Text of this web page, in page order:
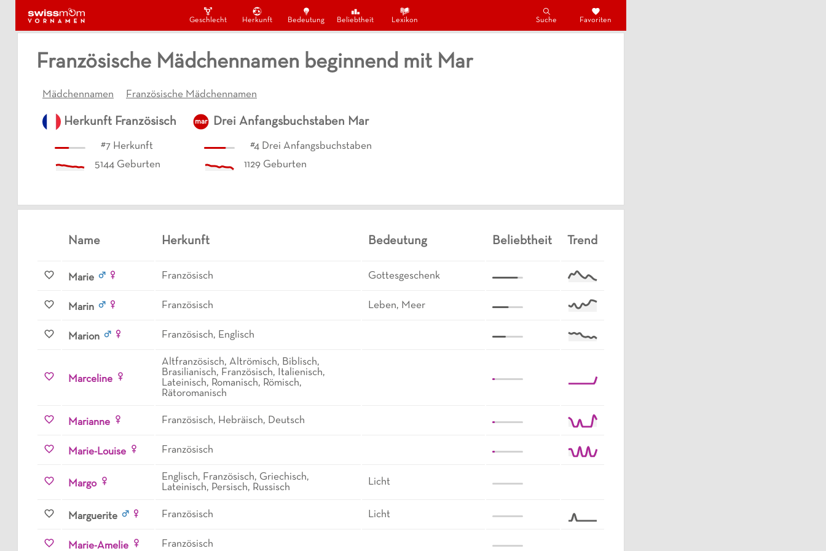
Geschlecht Herkunft Bedeutung Beliebtheit Lexikon Suche Favoriten
Französische Mädchennamen beginnend mit Mar
Mädchennamen Französische Mädchennamen
Herkunft Französisch
#7 Herkunft
5144 Geburten
mar Drei Anfangsbuchstaben Mar
#4 Drei Anfangsbuchstaben
1129 Geburten
Name Herkunft Bedeutung Beliebtheit Trend
Marie Französisch Gottesgeschenk
Marin Französisch Leben, Meer
Marion Französisch, Englisch
Marceline
Altfranzösisch, Altrömisch, Biblisch,
Brasilianisch, Französisch, Italienisch,
Lateinisch, Romanisch, Römisch,
Rätoromanisch
Marianne Französisch, Hebräisch, Deutsch
Marie-Louise Französisch
Margo
Englisch, Französisch, Griechisch,
Lateinisch, Persisch, Russisch
Licht
Marguerite Französisch Licht
Marie-Amelie Französisch